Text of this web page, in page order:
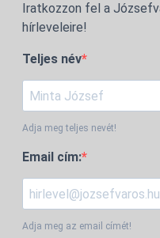
Iratkozzon fel a
hírleveleire!
Teljes név
Adja meg teljes nevét!
Email cím:
Adja meg az email címét!